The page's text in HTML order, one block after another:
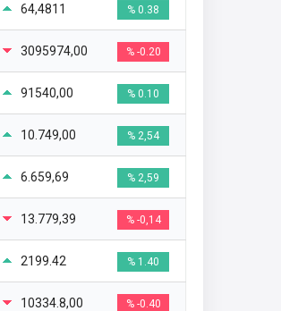
64,4811 % 0.38
3095974,00 % -0.20
91540,00 % 0.10
10.749,00 % 2,54
6.659,69 % 2,59
13.779,39 % -0,14
2199.42 % 1.40
10334.8,00 % -0.40